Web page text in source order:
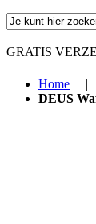
GRATIS
Home
|
DEUS